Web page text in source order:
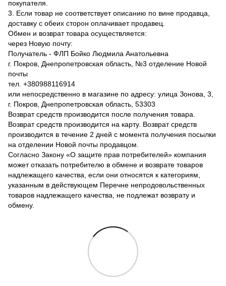
покупателя.
3. Если товар не соответствует описанию по вине продавца,
доставку с обеих сторон оплачивает продавец.
Обмен и возврат товара осуществляется:
через Новую почту:
Получатель - ФЛП Бойко Людмила Анатольевна
г. Покров, Днепропетровская область, №3 отделение Новой
почты
тел. +380988116914
или непосредственно в магазине по адресу: улица Зонова, 3,
г. Покров, Днепропетровская область, 53303
Возврат средств производится после получения товара.
Возврат средств производится на карту. Возврат средств
производится в течение 2 дней с момента получения посылки
на отделении Новой почты продавцом.
Согласно Закону «О защите прав потребителей» компания
может отказать потребителю в обмене и возврате товаров
надлежащего качества, если они относятся к категориям,
указанным в действующем Перечне непродовольственных
товаров надлежащего качества, не подлежат возврату и
обмену.